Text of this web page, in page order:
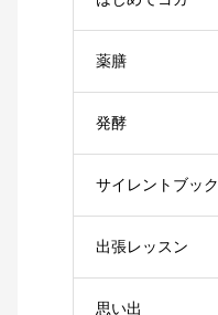
薬膳
発酵
サイレントブック
出張レッスン
思い出